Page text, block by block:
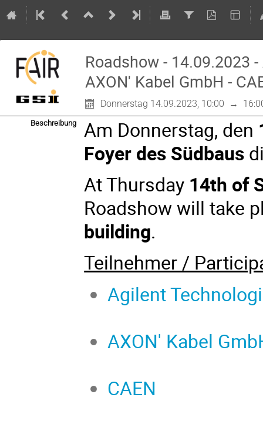
Roadshow - 14.09.2023
AXON' Kabel GmbH -
Donnerstag 14.09.2023, 10:00 →
Beschreibung Am Donnerstag, den
Foyer des Südbaus
At Thursday 14th of
Roadshow will take
building.
Teilnehmer /
Agilent
AXON' Kabel
CAEN